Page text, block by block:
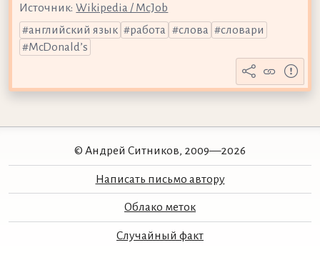
Источник: Wikipedia / McJob
английский язык
работа слова
словари
McDonald’s
© Андрей Ситников, 2009—2026
Написать письмо автору
Облако меток
Случайный факт